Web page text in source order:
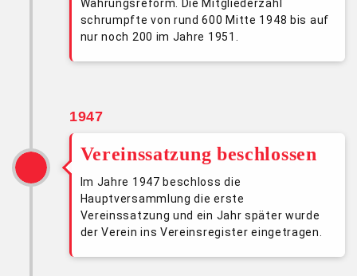
Währungsreform. Die Mitgliederzahl
schrumpfte von rund 600 Mitte 1948 bis auf
nur noch 200 im Jahre 1951.
1947
Vereinssatzung beschlossen
Im Jahre 1947 beschloss die
Hauptversammlung die erste
Vereinssatzung und ein Jahr später wurde
der Verein ins Vereinsregister eingetragen.